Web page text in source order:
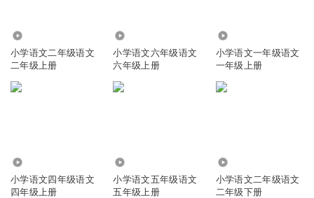
招招臭招
回复 2024-12-09 0
小学语文二年级语文
二年级上册
小学语文六年级语文
六年级上册
小学语文一年级语文
一年级上册
小学语文四年级语文
四年级上册
小学语文五年级语文
五年级上册
小学语文二年级语文
二年级下册